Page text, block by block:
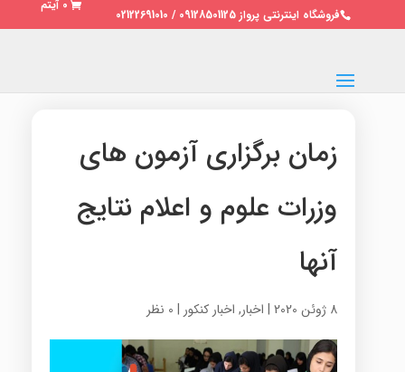
فروشگاه اینترنتی پرواز 09128501125 / 02122691010
0 آیتم
زمان برگزاری آزمون های
وزرات علوم و اعلام نتایج
آنها
8 ژوئن 2020 | اخبار, اخبار کنکور | 0 نظر